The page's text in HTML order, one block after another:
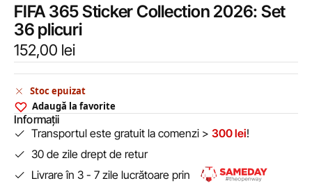
FIFA 365 Sticker Collection 2026: Set
36 plicuri
152,00 lei
Stoc epuizat
Adaugă la favorite
Informații
Transportul este gratuit la comenzi > 300 lei!
30 de zile drept de retur
Livrare în 3 - 7 zile lucrătoare prin